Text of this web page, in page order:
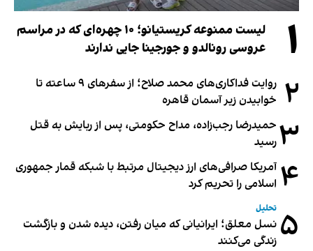
۱
لیست ممنوعه کریستیانو؛ ۱۰ چهره‌ای که در مراسم
عروسی رونالدو و جورجینا جایی ندارند
۲
روایت فداکاری‌های محمد صلاح؛ از سفرهای ۹ ساعته تا
خوابیدن زیر آسمان قاهره
۳ حمیدرضا رجب‌زاده، مداح حکومتی، پس از ربایش به قتل
رسید
۴ آمریکا صرافی‌های ارز دیجیتال مرتبط با شبکه قمار جمهوری
اسلامی را تحریم کرد
۵ تحلیل
نسل معلق؛ ایرانیانی که میان رفتن، دیده شدن و بازگشت
زندگی می‌کنند